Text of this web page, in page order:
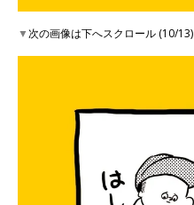
▼次の画像は下へスクロール (10/13)